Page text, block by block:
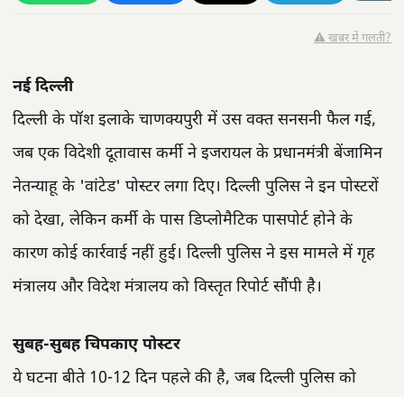
⚠️ खबर में गलती?
नई दिल्ली
दिल्ली के पॉश इलाके चाणक्यपुरी में उस वक्त सनसनी फैल गई,
जब एक विदेशी दूतावास कर्मी ने इजरायल के प्रधानमंत्री बेंजामिन
नेतन्याहू के 'वांटेड' पोस्टर लगा दिए। दिल्ली पुलिस ने इन पोस्टरों
को देखा, लेकिन कर्मी के पास डिप्लोमैटिक पासपोर्ट होने के
कारण कोई कार्रवाई नहीं हुई। दिल्ली पुलिस ने इस मामले में गृह
मंत्रालय और विदेश मंत्रालय को विस्तृत रिपोर्ट सौंपी है।
सुबह-सुबह चिपकाए पोस्टर
ये घटना बीते 10-12 दिन पहले की है, जब दिल्ली पुलिस को